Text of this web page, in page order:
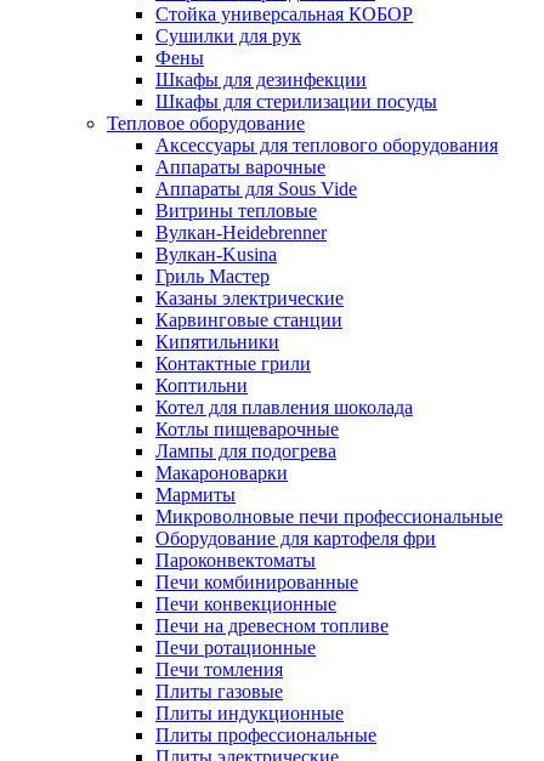
Стойка универсальная КОБОР
Сушилки для рук
Фены
Шкафы для дезинфекции
Шкафы для стерилизации посуды
Тепловое оборудование
Аксессуары для теплового оборудования
Аппараты варочные
Аппараты для Sous Vide
Витрины тепловые
Вулкан-Heidebrenner
Вулкан-Kusina
Гриль Мастер
Казаны электрические
Карвинговые станции
Кипятильники
Контактные грили
Коптильни
Котел для плавления шоколада
Котлы пищеварочные
Лампы для подогрева
Макароноварки
Мармиты
Микроволновые печи профессиональные
Оборудование для картофеля фри
Пароконвектоматы
Печи комбинированные
Печи конвекционные
Печи на древесном топливе
Печи ротационные
Печи томления
Плиты газовые
Плиты индукционные
Плиты профессиональные
Плиты электрические